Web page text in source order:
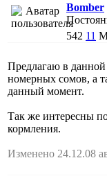
Bomber
542 11
Предлагаю в
номерных сомов, а
данный момент.
Так же интересны
кормления.
Изменено 24.12.08